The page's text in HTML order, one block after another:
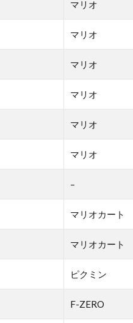
マリオ
マリオ
マリオ
マリオ
マリオ
マリオ
–
マリオカート
マリオカート
ピクミン
F-ZERO